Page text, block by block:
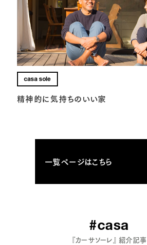
casa sole
精神的に気持ちのいい家
一覧ページはこちら
#casa
『カーサソーレ』 紹介記事